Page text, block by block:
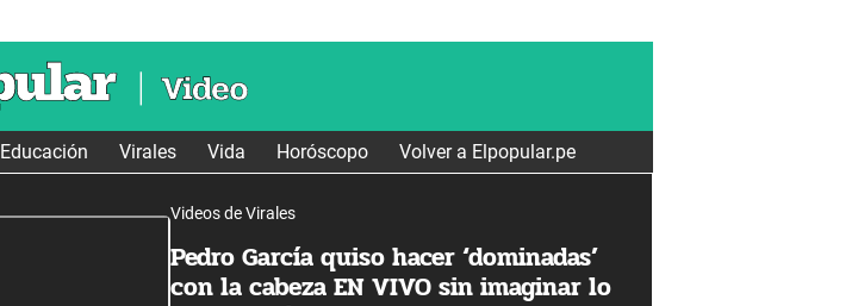
Educación Virales Vida Horóscopo Volver a Elpopular.pe
Videos de Virales
Pedro García quiso hacer ‘dominadas’
con la cabeza EN VIVO sin imaginar lo